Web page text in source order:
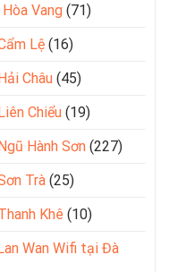
Vang (71)
Lệ (16)
Châu (45)
Chiểu (19)
Hành Sơn (227)
Trà (25)
Khê (10)
Wan Wifi tại Đà